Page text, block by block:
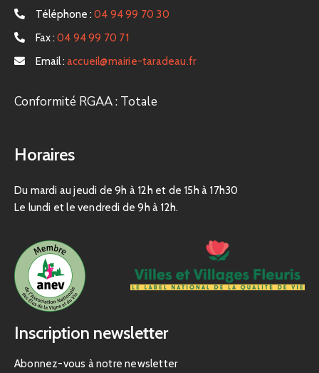
Téléphone : 04 94 99 70 30
Fax : 04 94 99 70 71
Email : accueil@mairie-taradeau.fr
Conformité RGAA : Totale
Horaires
Du mardi au jeudi de 9h à 12h et de 15h à 17h30
Le lundi et le vendredi de 9h à 12h.
Inscription newsletter
Abonnez-vous à notre newsletter